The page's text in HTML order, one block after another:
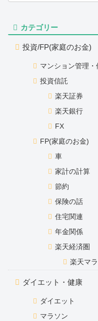
カテゴリー
投資/FP(家庭のお金)
マンション管理・
投資信託
楽天証券
楽天銀行
FX
FP(家庭のお金)
車
家計の計算
節約
保険の話
住宅関連
年金関係
楽天経済圏
楽天マ
ダイエット・健康
ダイエット
マラソン